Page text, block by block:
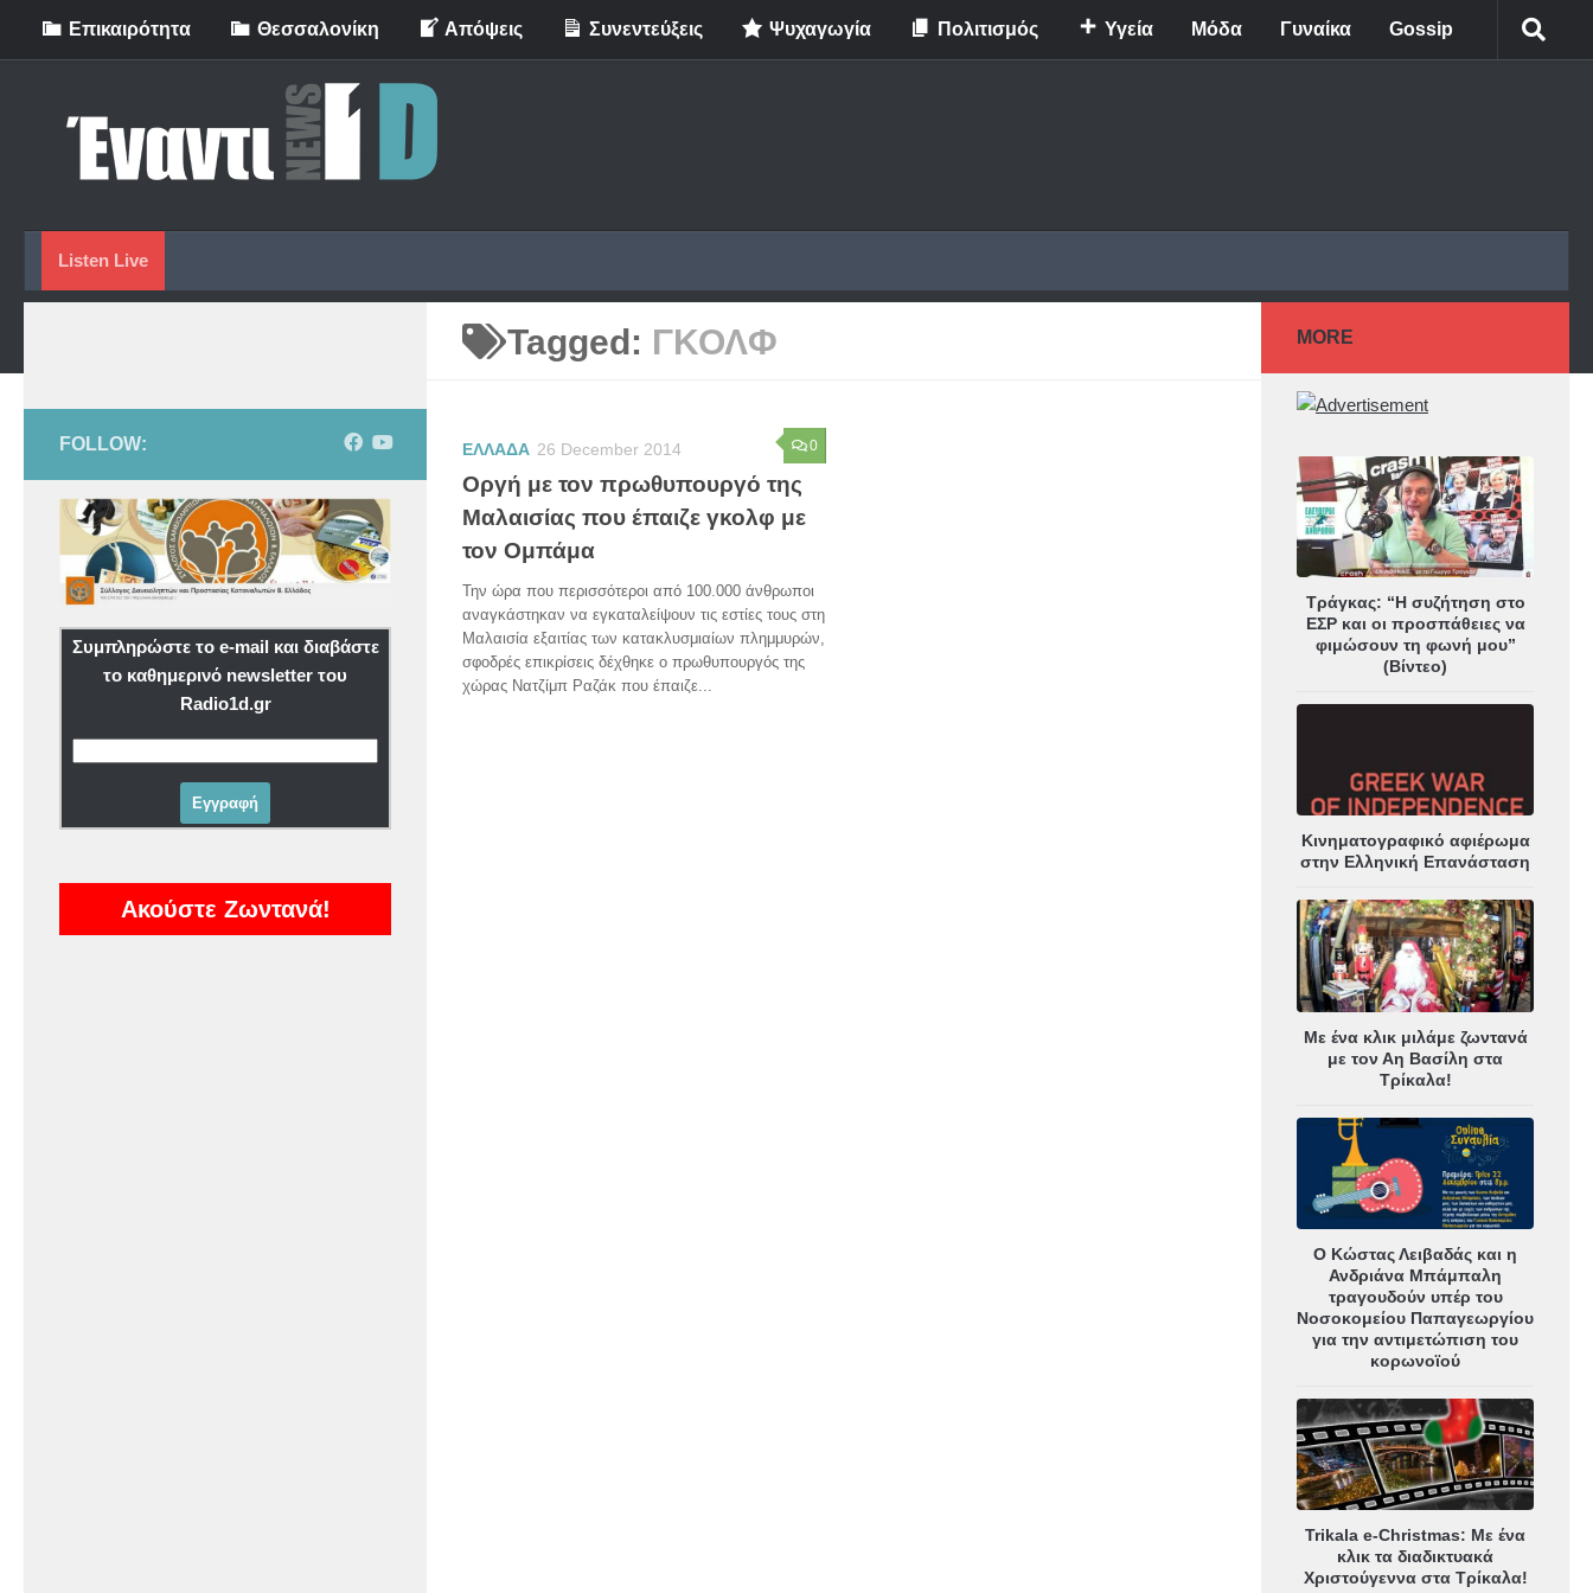
Skip to content
Eπικαιρότητα Θεσσαλονίκη Απόψεις Συνεντεύξεις Ψυχαγωγία Πολιτισμός Υγεία Μόδα Γυναίκα Gossip
Listen Live
Tagged: ΓΚΟΛΦ
0
ΕΛΛΑΔΑ 26 December 2014
Οργή με τον πρωθυπουργό της
Μαλαισίας που έπαιζε γκολφ με
τον Ομπάμα
Την ώρα που περισσότεροι από 100.000 άνθρωποι
αναγκάστηκαν να εγκαταλείψουν τις εστίες τους στη
Μαλαισία εξαιτίας των κατακλυσμιαίων πλημμυρών,
σφοδρές επικρίσεις δέχθηκε ο πρωθυπουργός της
χώρας Νατζίμπ Ραζάκ που έπαιζε...
FOLLOW:
Συμπληρώστε το e-mail και διαβάστε
το καθημερινό newsletter του
Radio1d.gr
Ακούστε Ζωντανά!
MORE
Τράγκας: “Η συζήτηση στο
ΕΣΡ και οι προσπάθειες να
φιμώσουν τη φωνή μου”
(Βίντεο)
Κινηματογραφικό αφιέρωμα
στην Ελληνική Επανάσταση
Με ένα κλικ μιλάμε ζωντανά
με τον Αη Βασίλη στα
Τρίκαλα!
Ο Κώστας Λειβαδάς και η
Ανδριάνα Μπάμπαλη
τραγουδούν υπέρ του
Νοσοκομείου Παπαγεωργίου
για την αντιμετώπιση του
κορωνοϊού
Trikala e-Christmas: Με ένα
κλικ τα διαδικτυακά
Χριστούγεννα στα Τρίκαλα!